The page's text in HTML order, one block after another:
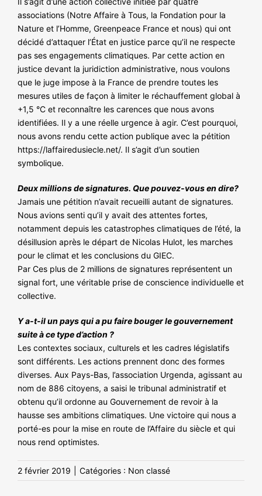
NOS ACTIONS
associations (Notre Affaire à Tous, la Fondation pour la
Nature et l’Homme, Greenpeace France et nous) qui ont
décidé d’attaquer l’État en justice parce qu’il ne respecte
pas ses engagements climatiques. Par cette action en
justice devant la juridiction administrative, nous voulons
que le juge impose à la France de prendre toutes les
mesures utiles de façon à limiter le réchauffement global à
+1,5 °C et reconnaître les carences que nous avons
identifiées. Il y a une réelle urgence à agir. C’est pourquoi,
nous avons rendu cette action publique avec la pétition
https://laffairedusiecle.net/. Il s’agit d’un soutien
symbolique.
Deux millions de signatures. Que pouvez-vous en dire?
Jamais une pétition n’avait recueilli autant de signatures.
Nous avions senti qu’il y avait des attentes fortes,
notamment depuis les catastrophes climatiques de l’été, la
désillusion après le départ de Nicolas Hulot, les marches
pour le climat et les conclusions du GIEC.
Par Ces plus de 2 millions de signatures représentent un
signal fort, une véritable prise de conscience individuelle et
collective.
Y a-t-il un pays qui a pu faire bouger le gouvernement
suite à ce type d’action ?
Les contextes sociaux, culturels et les cadres législatifs
sont différents. Les actions prennent donc des formes
diverses. Aux Pays-Bas, l’association Urgenda, agissant au
nom de 886 citoyens, a saisi le tribunal administratif et
obtenu qu’il ordonne au Gouvernement de revoir à la
hausse ses ambitions climatiques. Une victoire qui nous a
porté-es pour la mise en route de l’Affaire du siècle et qui
nous rend optimistes.
2 février 2019 Catégories : Non classé